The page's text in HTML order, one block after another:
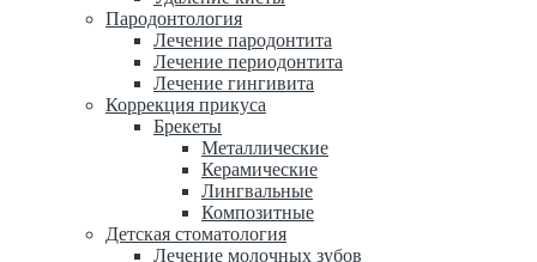
Пародонтология
Лечение пародонтита
Лечение периодонтита
Лечение гингивита
Коррекция прикуса
Брекеты
Металлические
Керамические
Лингвальные
Композитные
Детская стоматология
Лечение молочных зубов